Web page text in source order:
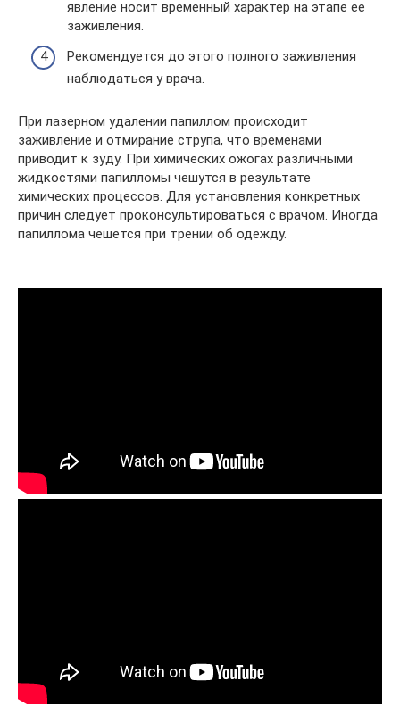
явление носит временный характер на этапе ее
заживления.
Рекомендуется до этого полного заживления
наблюдаться у врача.
При лазерном удалении папиллом происходит
заживление и отмирание струпа, что временами
приводит к зуду. При химических ожогах различными
жидкостями папилломы чешутся в результате
химических процессов. Для установления конкретных
причин следует проконсультироваться с врачом. Иногда
папиллома чешется при трении об одежду.